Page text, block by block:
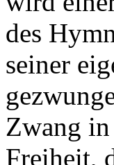
des
seiner
Zwang
Freiheit,